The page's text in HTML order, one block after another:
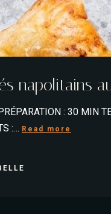
napolitains
: 30 MIN
:… Read more